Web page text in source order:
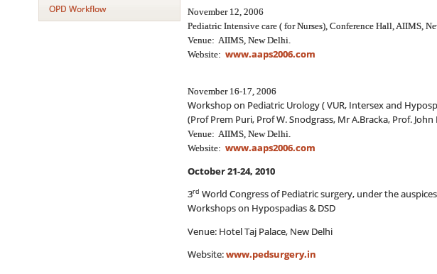
OPD Workflow
November 12, 2006
Pediatric Intensive care ( for Nurses), Conference Hall, AIIMS,
Venue: AIIMS, New Delhi.
Website: www.aaps2006.com
November 16-17, 2006
Workshop on Pediatric Urology ( VUR, Intersex and
(Prof Prem Puri, Prof W. Snodgrass, Mr A.Bracka, Prof.
Venue: AIIMS, New Delhi.
Website: www.aaps2006.com
October 21-24, 2010
3rd World Congress of Pediatric surgery, under the
Workshops on Hypospadias & DSD
Venue: Hotel Taj Palace, New Delhi
Website:www.pedsurgery.in